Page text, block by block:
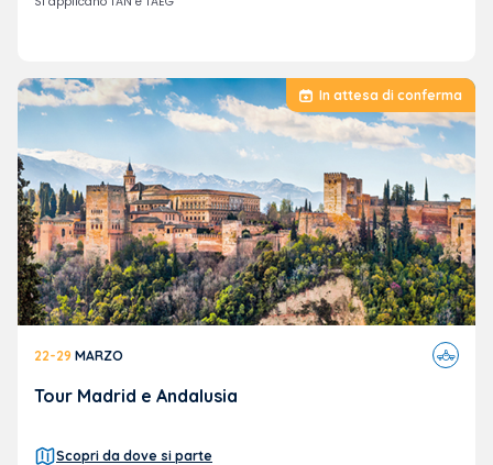
In attesa di conferma
22-29 MARZO
Viaggi
in
Tour Madrid e Andalusia
Scopri da dove si parte